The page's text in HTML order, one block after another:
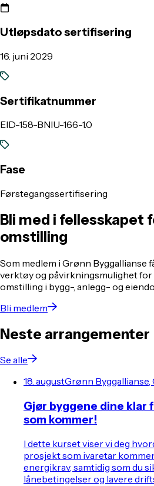
Utløpsdato sertifisering
16. juni 2029
Sertifikatnummer
EID-158-BNIU-166-1.0
Fase
Førstegangssertifisering
Bli med i fellesskapet
omstilling
Som medlem i Grønn Byggallianse
verktøy og påvirkningsmulighet
omstilling i bygg-, anlegg- og
Bli medlem
Neste arrangementer
Se alle
18. augustGrønn Byggallianse,
Gjør byggene dine klar
som kommer!
I dette kurset viser vi deg
prosjekt som ivaretar
energikrav, samtidig som du
lånebetingelser og lavere